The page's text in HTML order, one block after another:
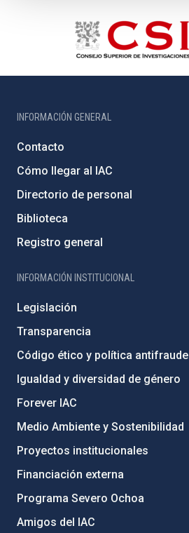
INFORMACIÓN GENERAL
Contacto
Cómo llegar al IAC
Directorio de personal
Biblioteca
Registro general
INFORMACIÓN INSTITUCIONAL
Legislación
Transparencia
Código ético y política antifraude
Igualdad y diversidad de género
Forever IAC
Medio Ambiente y Sostenibilidad
Proyectos institucionales
Financiación externa
Programa Severo Ochoa
Amigos del IAC